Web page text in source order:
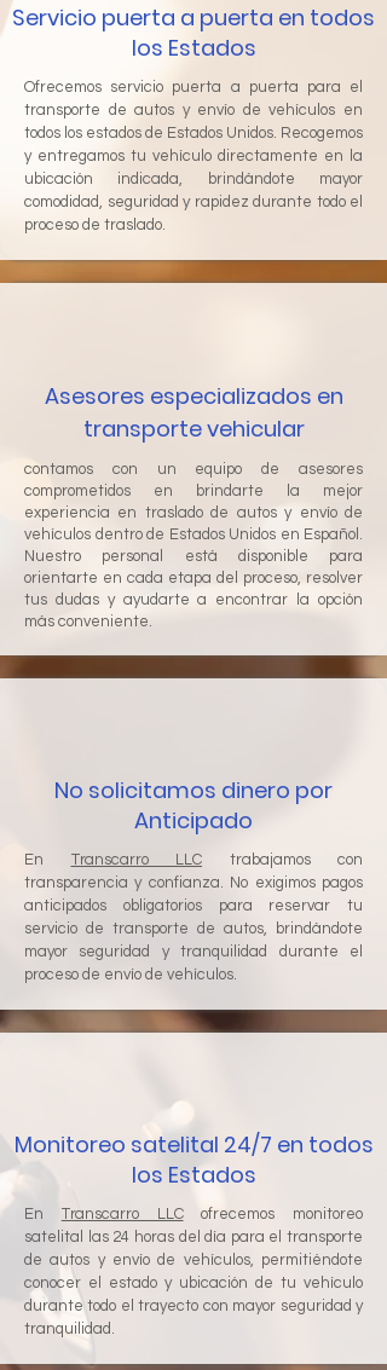
Servicio puerta a puerta en todos
los Estados
Ofrecemos servicio puerta a puerta para el
transporte de autos y envío de vehículos en
todos los estados de Estados Unidos. Recogemos
y entregamos tu vehículo directamente en la
ubicación indicada, brindándote mayor
comodidad, seguridad y rapidez durante todo el
proceso de traslado.
Asesores especializados en
transporte vehicular
contamos con un equipo de asesores
comprometidos en brindarte la mejor
experiencia en traslado de autos y envío de
vehículos dentro de Estados Unidos en Español.
Nuestro personal está disponible para
orientarte en cada etapa del proceso, resolver
tus dudas y ayudarte a encontrar la opción
más conveniente.
No solicitamos dinero por
Anticipado
En Transcarro LLC trabajamos con
transparencia y confianza. No exigimos pagos
anticipados obligatorios para reservar tu
servicio de transporte de autos, brindándote
mayor seguridad y tranquilidad durante el
proceso de envío de vehículos.
Monitoreo satelital 24/7 en todos
los Estados
En Transcarro LLCofrecemos monitoreo
satelital las 24 horas del día para el transporte
de autos y envío de vehículos, permitiéndote
conocer el estado y ubicación de tu vehículo
durante todo el trayecto con mayor seguridad y
tranquilidad.